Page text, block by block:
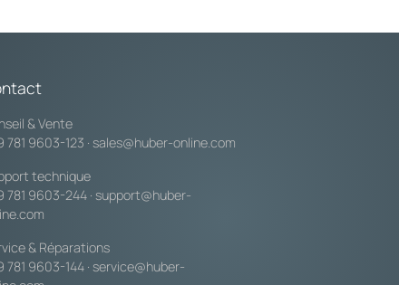
& Vente
781 9603-123 · sales@huber-online.com
technique
781 9603-244 · support@huber-
& Réparations
781 9603-144 · service@huber-